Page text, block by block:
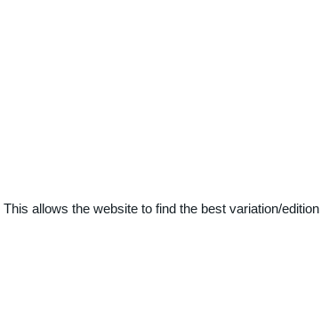
allows the website to find the best variation/edition